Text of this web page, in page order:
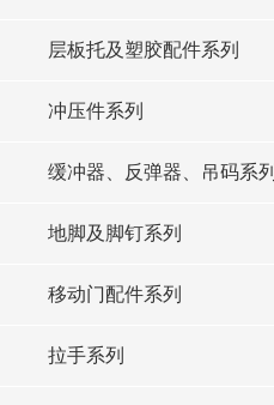
层板托及塑胶配件系列
冲压件系列
缓冲器、反弹器、吊码系列
地脚及脚钉系列
移动门配件系列
拉手系列